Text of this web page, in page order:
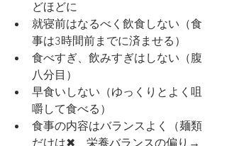
どほどに
就寝前はなるべく飲食しない（食
事は3時間前までに済ませる）
食べすぎ、飲みすぎはしない（腹
八分目）
早食いしない（ゆっくりとよく咀
嚼して食べる）
食事の内容はバランスよく（麺類